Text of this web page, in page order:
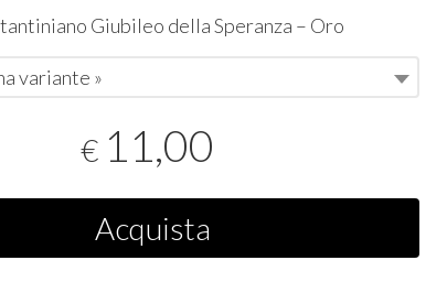
Giubileo della Speranza – Oro
variante »
€ 11,00
Acquista